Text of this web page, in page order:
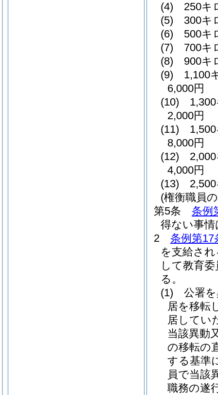
(4)
250キ
(5)
300キ
(6)
500キ
(7)
700キ
(8)
900キ
(9)
1,100
6,000円
(10)
2,000円
(11)
8,000円
(12)
4,000円
(13)
(権衡職員
第5条
条例
得ない事情
2
条例第17
を支給さ
して教育
る。
(1)
公署
居を移転
居してい
当該異動
の移転の
する基準
員で当該
職務の遂